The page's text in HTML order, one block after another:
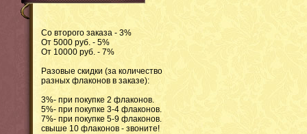
Со второго заказа - 3%
От 5000 руб. - 5%
От 10000 руб. - 7%
Разовые скидки (за количество
разных флаконов в заказе):
3%- при покупке 2 флаконов.
5%- при покупке 3-4 флаконов.
7%- при покупке 5-9 флаконов.
свыше 10 флаконов - звоните!